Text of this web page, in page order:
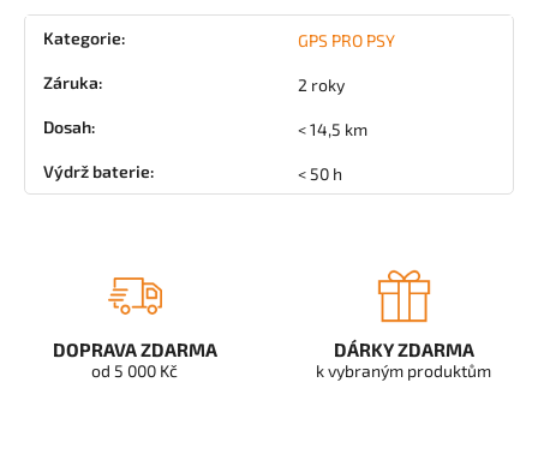
Kategorie: GPS PRO PSY
Záruka: 2 roky
Dosah: < 14,5 km
Výdrž baterie: < 50 h
DOPRAVA ZDARMA
od 5 000 Kč
DÁRKY ZDARMA
k vybraným produktům